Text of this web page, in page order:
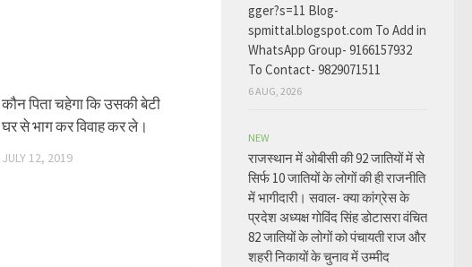
कौन पिता चहेगा कि उसकी बेटी
घर से भाग कर विवाह कर ले।
JULY 12, 2019
gger?s=11 Blog-
spmittal.blogspot.com To Add in
WhatsApp Group- 9166157932
To Contact- 9829071511
6 AUG, 2026
NEW
राजस्थान में ओबीसी की 92 जातियों में से
सिर्फ 10 जातियों के लोगों की ही राजनीति
में भागीदारी। सवाल- क्या कांग्रेस के
प्रदेश अध्यक्ष गोविंद सिंह डोटासरा वंचित
82 जातियों के लोगों को पंचायती राज और
शहरी निकायों के चुनाव में उम्मीद